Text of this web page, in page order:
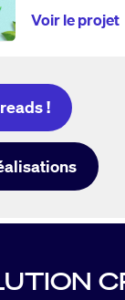
Voir le projet
!